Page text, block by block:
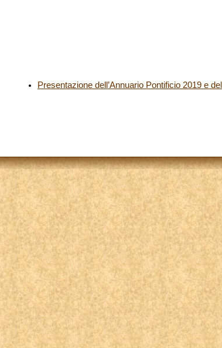
Presentazione dell’Annuario Pontificio 2019 e